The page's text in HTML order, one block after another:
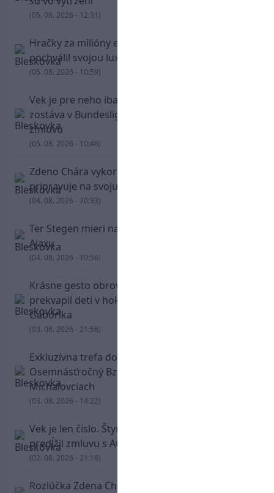
(05. 08. 2026 - 12:31)
Hračky za milióny eur! Cristiano Ronaldo sa
pochválil svojou luxusnou zbierkou áut
(05. 08. 2026 - 10:59)
Vek je pre neho iba číslo! Štyridsaťročný Džeko
zostáva v Bundeslige, so Schalke predĺžil
zmluvu
(05. 08. 2026 - 10:46)
Zdeno Chára vykorčuľoval na ľad! V Trenčíne sa
pripravuje na svoju blížiacu sa rozlúčku
(04. 08. 2026 - 20:33)
Ter Stegen mieri na hosťovanie do slávneho
Ajaxu
(04. 08. 2026 - 10:56)
Krásne gesto obrovskej legendy. Chára
prekvapil deti v hokejovej škole Mariána
Gáboríka
(03. 08. 2026 - 21:56)
Exkluzívna trefa do vinkla v hodine dvanástej!
Osemnásťročný Bzdyl zariadil triumf Žiliny v
Michalovciach
(03. 08. 2026 - 14:22)
Vek je len číslo. Štyridsaťročný Luka Modrič
predĺžil zmluvu s AC Miláno
(02. 08. 2026 - 21:16)
Rozlúčka Zdena Cháru hlási obrovské meno. Do